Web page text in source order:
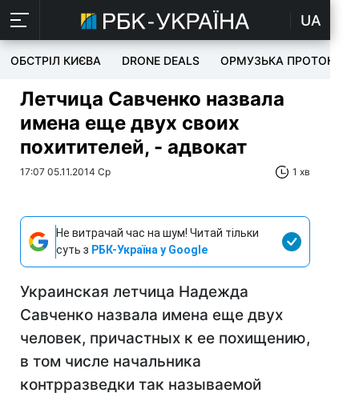
UA
ОБСТРІЛ КИЄВА DRONE DEALS ОРМУЗЬКА ПРОТОКА
Летчица Савченко назвала
имена еще двух своих
похитителей, - адвокат
17:07 05.11.2014 Ср 1 хв
Не витрачай час на шум! Читай тільки
суть з РБК-Україна у Google
Украинская летчица Надежда
Савченко назвала имена еще двух
человек, причастных к ее похищению,
в том числе начальника
контрразведки так называемой